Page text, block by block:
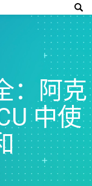
：阿克
中使